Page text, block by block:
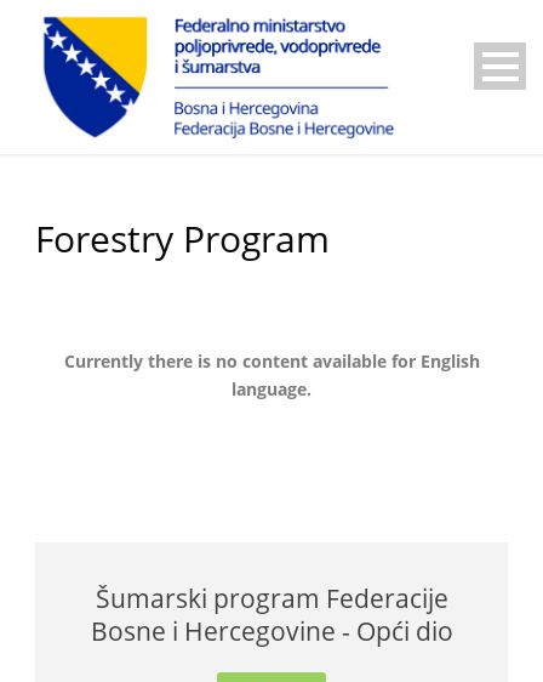
English
Forestry Program
Currently there is no content available for English
language.
Šumarski program Federacije
Bosne i Hercegovine - Opći dio